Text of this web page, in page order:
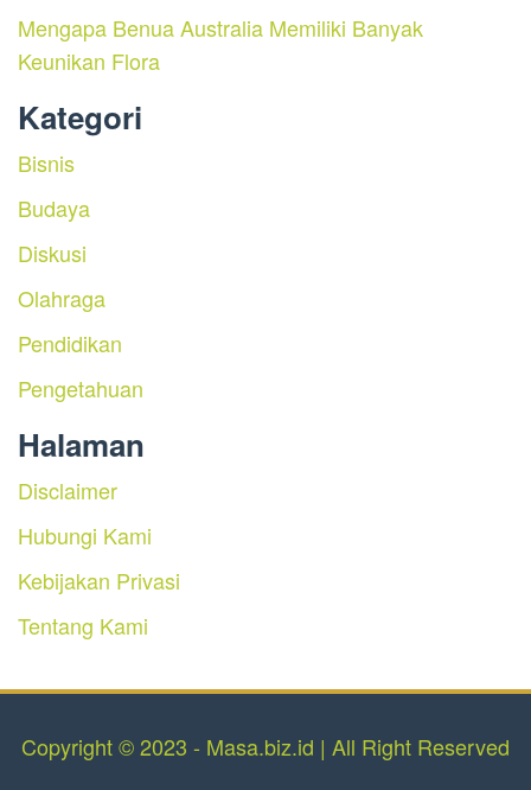
Mengapa Benua Australia Memiliki Banyak
Keunikan Flora
Kategori
Bisnis
Budaya
Diskusi
Olahraga
Pendidikan
Pengetahuan
Halaman
Disclaimer
Hubungi Kami
Kebijakan Privasi
Tentang Kami
Copyright © 2023 - Masa.biz.id | All Right Reserved